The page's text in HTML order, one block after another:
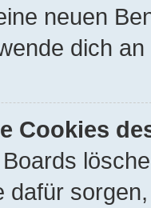
neuen
dich
Cookies
dafür